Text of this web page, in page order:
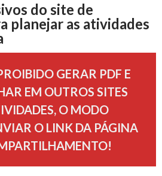
do site de
planejar as atividades
GERAR PDF E
EM OUTROS SITES
O MODO
O LINK DA PÁGINA